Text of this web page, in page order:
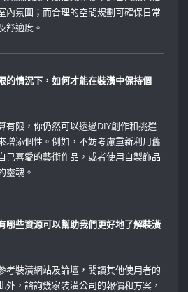
內氛圍；而合理的空間規劃可確保日常
舒適度。
的情況下，如何才能在裝潢中保持個
有限，你仍然可以透過DIY創作和挑選
增添個性。例如，不妨考慮重新利用舊
己喜愛的藝術作品，或者使用自製飾品
靈魂。
哪些資源可以幫助我們更好地了解裝潢
考裝潢網站及論壇，閱讀其他使用者的
外，諮詢幾家裝潢公司的報價和方案，